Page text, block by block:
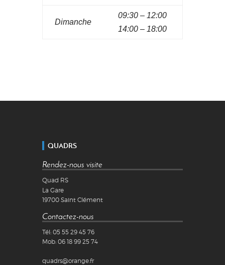
Dimanche
09:30 – 12:00
14:00 – 18:00
QUADRS
Rendez-nous visite
Quad RS
La Gare
19700 Saint Clément
Contactez-nous
Tél: 05 55 29 45 76
Mob: 06 18 99 25 74
quadrs@orange.fr